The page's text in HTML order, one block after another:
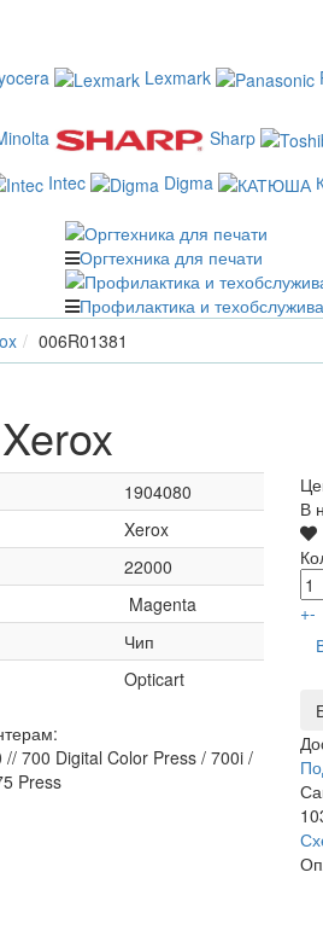
Lexmark
Sharp
Intec Digma
Оргтехника для печати
Профилактика и
006R01381
1904080
Xerox
22000
Magenta
Чип
Opticart
700 Digital Color Press / 700i /
Press
В
+-